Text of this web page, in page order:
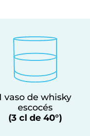
vaso de whisky
escocés
(3 cl de 40°)